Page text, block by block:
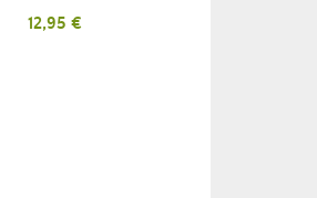
Prix
12,95 €